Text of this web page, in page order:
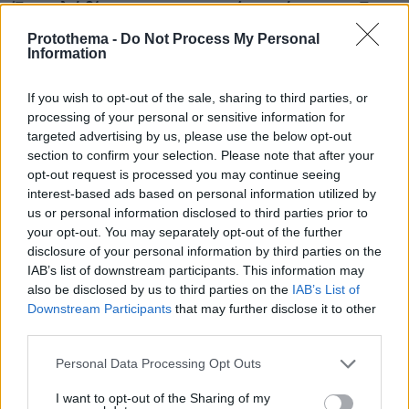
Protothema - Do Not Process My Personal
Information
If you wish to opt-out of the sale, sharing to third parties, or
processing of your personal or sensitive information for
targeted advertising by us, please use the below opt-out
section to confirm your selection. Please note that after your
opt-out request is processed you may continue seeing
interest-based ads based on personal information utilized by
us or personal information disclosed to third parties prior to
your opt-out. You may separately opt-out of the further
disclosure of your personal information by third parties on the
IAB’s list of downstream participants. This information may
also be disclosed by us to third parties on the IAB’s List of
Downstream Participants that may further disclose it to other
Please note that this website/app uses one or more Google
not limited to your visit or usage behaviour. You may click to
Personal Data Processing Opt Outs
I want to opt-out of the Sharing of my
Ένα παλιό βίντεο με τις χορευτικές ικανότητες του Tom
θάνατο του 4χρονου στην Πάρο - Τι ερευνούν οι Αρχές
πριν 21 λεπτά
Ελικόπτερο «πάρκαρε» στο Σαρακήνικο για να κάνουν
μπάνιο οι επιβάτες του, δείτε βίντεο
πριν 26 λεπτά
Μια διαδρομή στην πόλη της Τήνου
πριν 27 λεπτά
Η Κέιτ Μος υιοθέτησε τo accessory-maxxing και
συνδύασε δύο τσάντες Hermès
πριν 31 λεπτά
Ο Μπιλ Μάχερ προκάλεσε αντιδράσεις με το σχόλιό του
για το βάρος της Αριάνα Γκράντε: Ίσως αυτό το αστείο
την κάνει να φάει κάτι, είπε